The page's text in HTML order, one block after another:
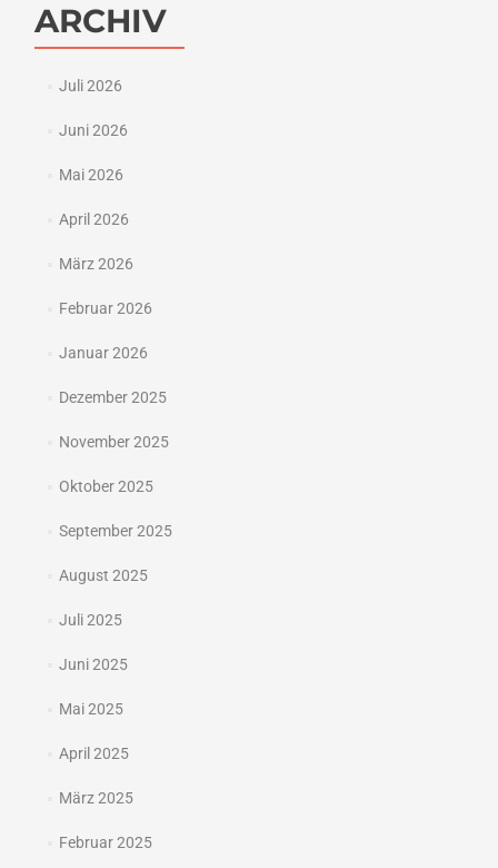
ARCHIV
Juli 2026
Juni 2026
Mai 2026
April 2026
März 2026
Februar 2026
Januar 2026
Dezember 2025
November 2025
Oktober 2025
September 2025
August 2025
Juli 2025
Juni 2025
Mai 2025
April 2025
März 2025
Februar 2025